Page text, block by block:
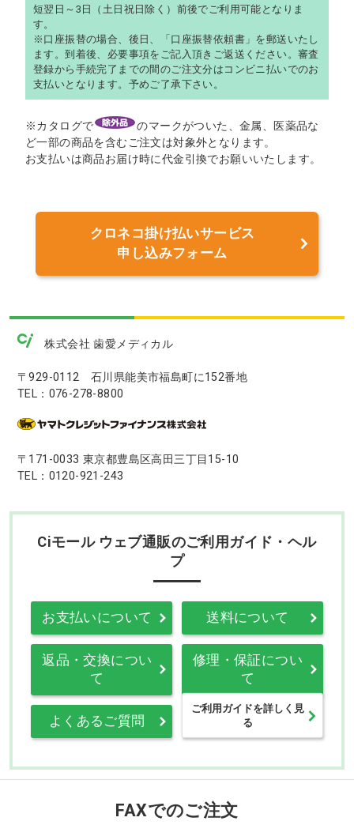
短翌日～3日（土日祝日除く）前後でご利用可能となりま
す。
※口座振替の場合、後日、「口座振替依頼書」を郵送いたし
ます。到着後、必要事項をご記入頂きご返送ください。審査
登録から手続完了までの間のご注文分はコンビニ払いでのお
支払いとなります。予めご了承下さい。
※カタログで
のマークがついた、金属、医薬品な
ど一部の商品を含むご注文は対象外となります。
お支払いは商品お届け時に代金引換でお願いいたします。
クロネコ掛け払いサービス
申し込みフォーム
株式会社 歯愛メディカル
〒929-0112 石川県能美市福島町に152番地
TEL：076-278-8800
〒171-0033 東京都豊島区高田三丁目15-10
TEL：0120-921-243
Ciモール ウェブ通販のご利用ガイド・ヘル
プ
お支払いについて 送料について
返品・交換につい
て
修理・保証につい
て
よくあるご質問
ご利用ガイドを詳しく見
る
FAXでのご注文